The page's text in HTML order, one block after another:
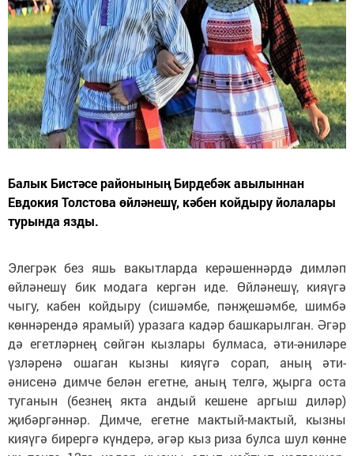
Балык Бистәсе районының Бирдебәк авылыннан
Евдокия Толстова өйләнешү, кәбен койдыру йолалары
турында язды.
Элегрәк без яшь вакытларда керәшеннәрдә димләп
өйләнешү бик модага кергән иде. Өйләнешү, кияүгә
чыгу, кабен койдыру (сишәмбе, пәнҗешәмбе, шимбә
көннәрендә ярамый) уразага кадәр башкарылган. Әгәр
дә егетләрнең сөйгән кызлары булмаса, әти-әниләре
үзләренә ошаган кызны кияүгә сорап, аның әти-
әнисенә димче белән егетне, аның телгә, җырга оста
туганын (безнең якта андый кешене аргыш диләр)
җибәргәннәр. Димче, егетне мактый-мактый, кызны
кияүгә бирергә күндерә, әгәр кыз риза булса шул көнне